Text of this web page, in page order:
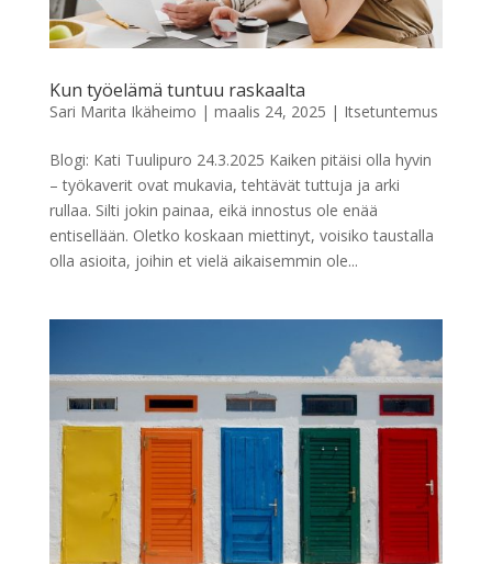
Kun työelämä tuntuu raskaalta
Sari Marita Ikäheimo | maalis 24, 2025 | Itsetuntemus
Blogi: Kati Tuulipuro 24.3.2025 Kaiken pitäisi olla hyvin
– työkaverit ovat mukavia, tehtävät tuttuja ja arki
rullaa. Silti jokin painaa, eikä innostus ole enää
entisellään. Oletko koskaan miettinyt, voisiko taustalla
olla asioita, joihin et vielä aikaisemmin ole...